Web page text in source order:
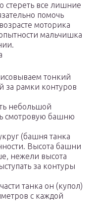
стереть все лишние
помочь
моторика
мальчишка
тонкий
за рамки контуров
небольшой
смотровую башню
(башня танка
Высота башни
нежели высота
за контуры
танка он (купол)
с каждой